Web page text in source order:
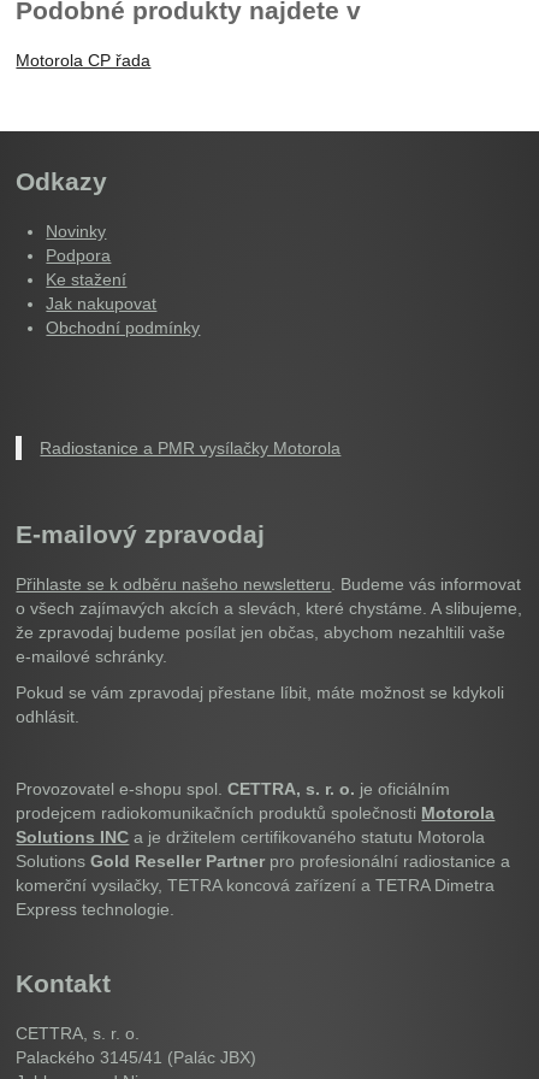
Podobné produkty najdete v
Motorola CP řada
Odkazy
Novinky
Podpora
Ke stažení
Jak nakupovat
Obchodní podmínky
Radiostanice a PMR vysílačky Motorola
E-mailový zpravodaj
Přihlaste se k odběru našeho newsletteru . Budeme vás informovat
o všech zajímavých akcích a slevách, které chystáme. A slibujeme,
že zpravodaj budeme posílat jen občas, abychom nezahltili vaše
e-mailové schránky.
Pokud se vám zpravodaj přestane líbit, máte možnost se kdykoli
odhlásit.
Provozovatel e-shopu spol.CETTRA, s. r. o. je oficiálním
prodejcem radiokomunikačních produktů společnosti Motorola
Solutions INC a je držitelem certifikovaného statutu Motorola
SolutionsGold Reseller Partner pro profesionální radiostanice a
komerční vysilačky, TETRA koncová zařízení a TETRA Dimetra
Express technologie.
Kontakt
CETTRA, s. r. o.
Palackého 3145/41 (Palác JBX)